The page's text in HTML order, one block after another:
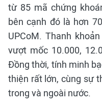
từ 85 mã chứng
bên cạnh đó là hơn
UPCoM. Thanh
vượt mốc 10.000,
Đồng thời, tính minh
thiện rất lớn, cùng sự
trong và ngoài nước.